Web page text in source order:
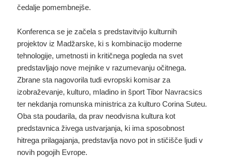
čedalje pomembnejše.
Konferenca se je začela s predstavitvijo kulturnih
projektov iz Madžarske, ki s kombinacijo moderne
tehnologije, umetnosti in kritičnega pogleda na svet
predstavljajo nove mejnike v razumevanju očitnega.
Zbrane sta nagovorila tudi evropski komisar za
izobraževanje, kulturo, mladino in šport Tibor Navracsics
ter nekdanja romunska ministrica za kulturo Corina Suteu.
Oba sta poudarila, da prav neodvisna kultura kot
predstavnica živega ustvarjanja, ki ima sposobnost
hitrega prilagajanja, predstavlja novo pot in stičišče ljudi v
novih pogojih Evrope.